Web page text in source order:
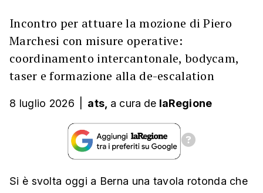
Incontro per attuare la mozione di Piero
Marchesi con misure operative:
coordinamento intercantonale, bodycam,
taser e formazione alla de-escalation
8 luglio 2026 ats, a cura de laRegione
Si è svolta oggi a Berna una tavola rotonda che